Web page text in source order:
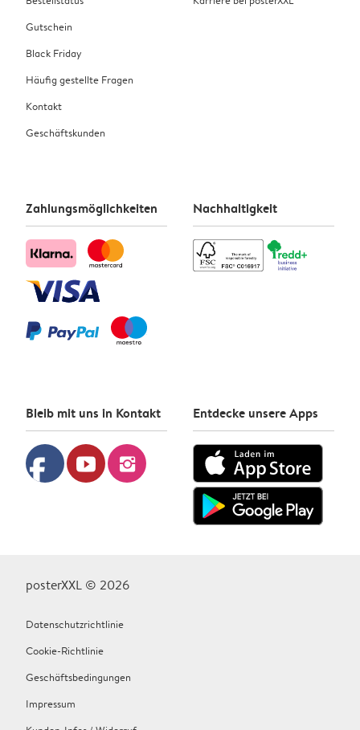
Gutschein
Black Friday
Häufig gestellte Fragen
Kontakt
Geschäftskunden
Zahlungsmöglichkeiten Nachhaltigkeit
Bleib mit uns in Kontakt
facebook youtube instagram
Entdecke unsere Apps
posterXXL © 2026
Datenschutzrichtlinie
Cookie-Richtlinie
Geschäftsbedingungen
Impressum